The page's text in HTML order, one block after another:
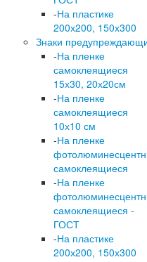
-На пластике
200х200, 150х300
Знаки
-На пленке
самоклеящиеся
15х30, 20х20см
-На пленке
самоклеящиеся
10х10 см
-На пленке
самоклеящиеся
-На пленке
самоклеящиеся -
ГОСТ
-На пластике
200х200, 150х300